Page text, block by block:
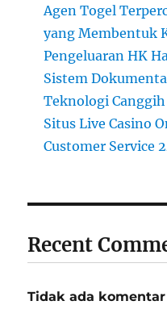
Agen Togel
yang Membentuk
Pengeluaran HK
Sistem
Teknologi
Situs Live Casino
Customer Service
Recent
Tidak ada